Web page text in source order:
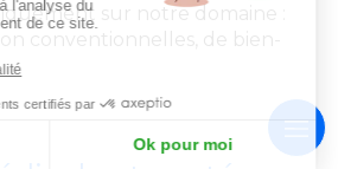
sur notre domaine :
conventionnelles, de bien-